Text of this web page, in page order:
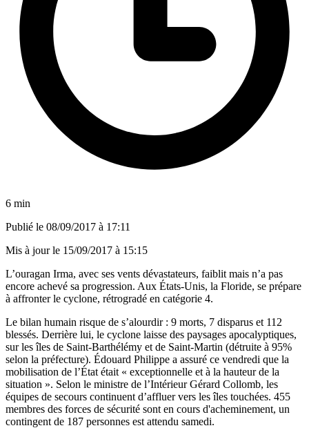
6 min
Publié le 08/09/2017 à 17:11
Mis à jour le 15/09/2017 à 15:15
L’ouragan Irma, avec ses vents dévastateurs, faiblit mais n’a pas
encore achevé sa progression. Aux États-Unis, la Floride, se prépare
à affronter le cyclone, rétrogradé en catégorie 4.
Le bilan humain risque de s’alourdir : 9 morts, 7 disparus et 112
blessés. Derrière lui, le cyclone laisse des paysages apocalyptiques,
sur les îles de Saint-Barthélémy et de Saint-Martin (détruite à 95%
selon la préfecture). Édouard Philippe a assuré ce vendredi que la
mobilisation de l’État était « exceptionnelle et à la hauteur de la
situation ». Selon le ministre de l’Intérieur Gérard Collomb, les
équipes de secours continuent d’affluer vers les îles touchées. 455
membres des forces de sécurité sont en cours d'acheminement, un
contingent de 187 personnes est attendu samedi.